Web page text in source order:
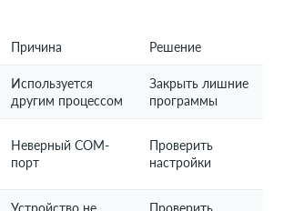
Причина Решение
Используется
другим процессом
Закрыть лишние
программы
Неверный COM-
порт
Проверить
настройки
Устройство не Проверить